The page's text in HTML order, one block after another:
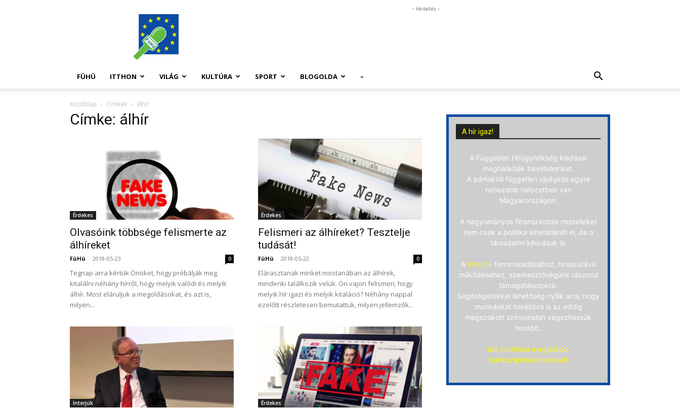
FüHü
- Hirdetés -
FÜHÜ ITTHON VILÁG KULTÚRA SPORT BLOGOLDA –
Kezdőlap Címkék álhír
Címke: álhír
Érdekes
Olvasóink többsége felismerte az
álhíreket
FüHü - 2018-05-23 0
Tegnap arra kértük Önöket, hogy próbálják meg
kitalálni néhány hírről, hogy melyik valódi és melyik
álhír. Most eláruljuk a megoldásokat, és azt is,
milyen...
Érdekes
Felismeri az álhíreket? Tesztelje
tudását!
FüHü - 2018-05-22 0
Elárasztanak minket mostanában az álhírek,
mindenki találkozik velük. Ön vajon felismeri, hogy
melyik hír igazi és melyik kitaláció? Néhány nappal
ezelőtt részletesen bemutattuk, milyen jellemzők...
Interjúk Érdekes
A hír igaz!
A Független Hírügynökség kiadásai
meghaladják bevételeinket.
A pártoktól független újságírás egyre
nehezebb helyzetben van
Magyarországon.
A hagyományos finanszírozás modelleket
nem csak a politika lehetetleníti el, de a
társadalmi kihívások is.
A fuhu.hu fennmaradásához, hosszútávú
működéséhez, szerkesztőségünk rászorul
támogatásotokra.
Segítségetekkel lehetőség nyílik arra, hogy
munkánkat továbbra is az eddig
megszokott színvonalon végezhessük
tovább.
Ide kattintva megtalálod
bankszámlaszámunkat!